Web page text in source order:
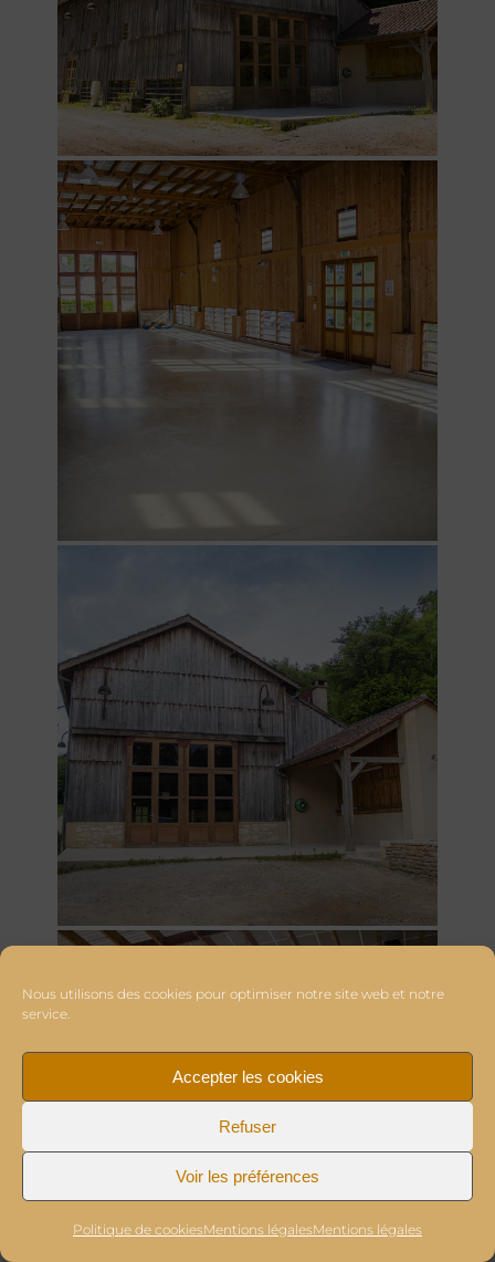
Nous utilisons des cookies pour optimiser notre site web et notre
service.
Accepter les cookies
Refuser
Voir les préférences
Politique de cookiesMentions légalesMentions légales